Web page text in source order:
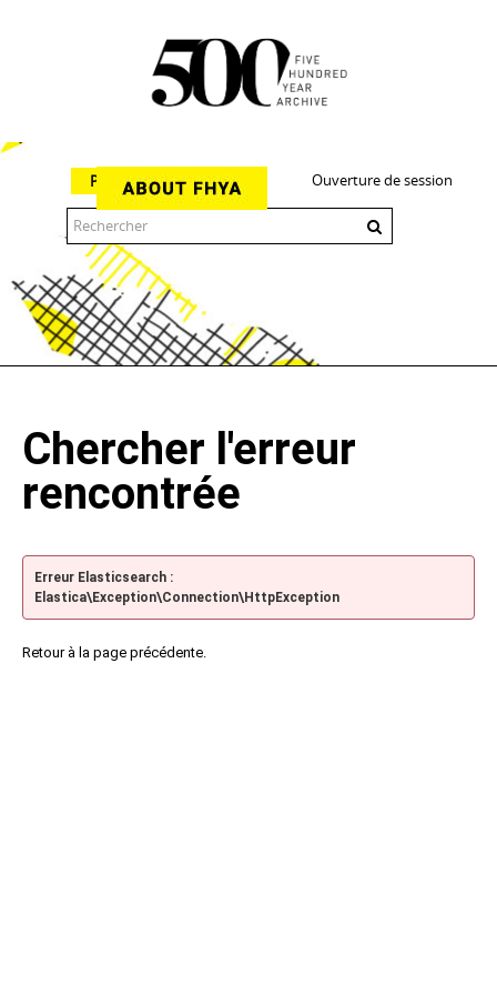
Ouverture de session
Parcourir
Chercher l'erreur
rencontrée
Erreur Elasticsearch :
Elastica\Exception\Connection\HttpException
Retour à la page précédente.